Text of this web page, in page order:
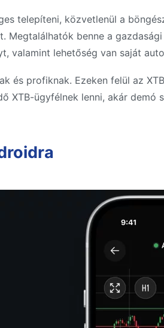
telepíteni, közvetlenül a
benne a
valamint lehetőség van saját
és profiknak. Ezeken felül az
XTB-ügyfélnek lenni, akár demó